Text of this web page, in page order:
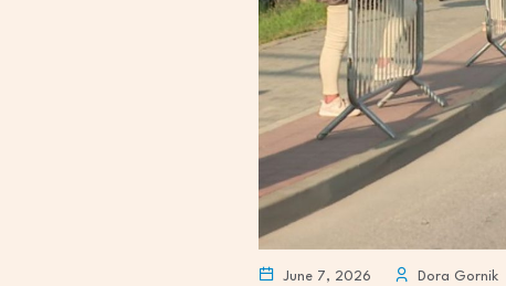
June 7, 2026 Dora Gornik